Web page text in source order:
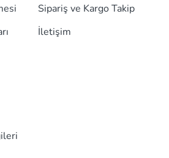
Sipariş ve Kargo Takip
İletişim